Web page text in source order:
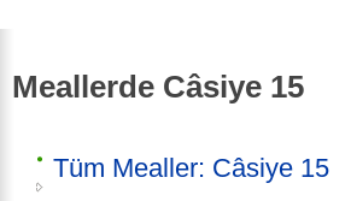
Meallerde Câsiye 15
Tüm Mealler: Câsiye 15